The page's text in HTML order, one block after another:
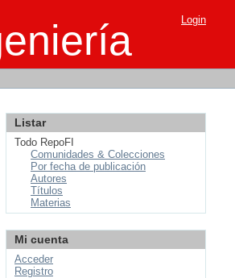
Login
Listar
Todo RepoFI
Comunidades & Colecciones
Por fecha de publicación
Autores
Títulos
Materias
Mi cuenta
Acceder
Registro